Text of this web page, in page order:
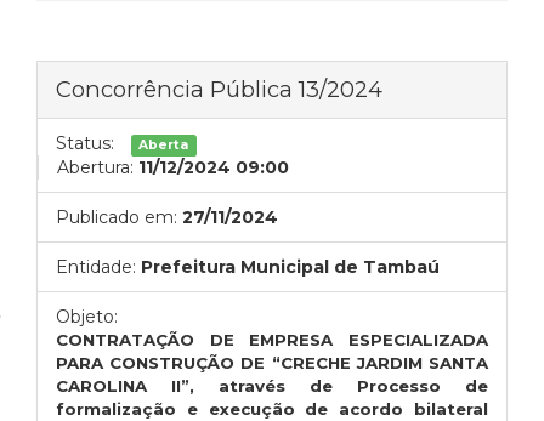
Concorrência Pública 13/2024
Status: Aberta
Abertura: 11/12/2024 09:00
Publicado em: 27/11/2024
Entidade: Prefeitura Municipal de Tambaú
Objeto:
CONTRATAÇÃO DE EMPRESA ESPECIALIZADA
PARA CONSTRUÇÃO DE “CRECHE JARDIM SANTA
CAROLINA II”, através de Processo de
formalização e execução de acordo bilateral